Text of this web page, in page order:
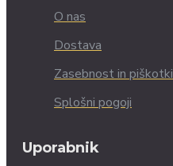
O nas
Dostava
Zasebnost in piškotki
Splošni pogoji
Uporabnik